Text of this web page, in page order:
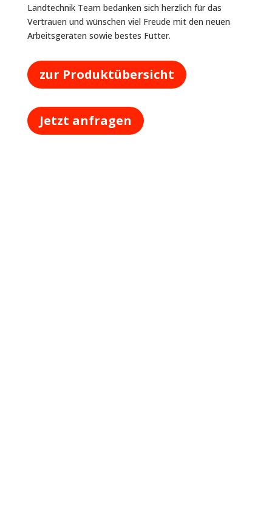
Landtechnik Team bedanken sich herzlich für das
Vertrauen und wünschen viel Freude mit den neuen
Arbeitsgeräten sowie bestes Futter.
zur Produktübersicht
Jetzt anfragen